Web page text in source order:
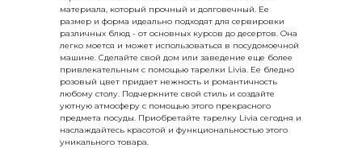
материала, который прочный и долговечный. Ее
размер и форма идеально подходят для сервировки
различных блюд - от основных курсов до десертов. Она
легко моется и может использоваться в посудомоечной
машине. Сделайте свой дом или заведение еще более
привлекательным с помощью тарелки Livia. Ее бледно
розовый цвет придает нежность и романтичность
любому столу. Подчеркните свой стиль и создайте
уютную атмосферу с помощью этого прекрасного
предмета посуды. Приобретайте тарелку Livia сегодня и
наслаждайтесь красотой и функциональностью этого
уникального товара.